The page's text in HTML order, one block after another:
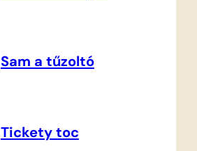
Sam a tűzoltó
Tickety toc